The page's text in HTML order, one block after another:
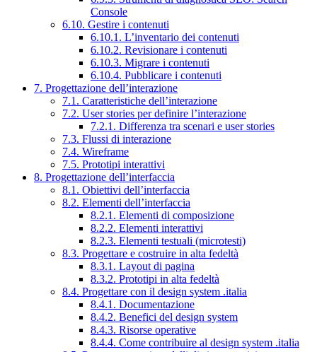
Console
6.10. Gestire i contenuti
6.10.1. L’inventario dei contenuti
6.10.2. Revisionare i contenuti
6.10.3. Migrare i contenuti
6.10.4. Pubblicare i contenuti
7. Progettazione dell’interazione
7.1. Caratteristiche dell’interazione
7.2. User stories per definire l’interazione
7.2.1. Differenza tra scenari e user stories
7.3. Flussi di interazione
7.4. Wireframe
7.5. Prototipi interattivi
8. Progettazione dell’interfaccia
8.1. Obiettivi dell’interfaccia
8.2. Elementi dell’interfaccia
8.2.1. Elementi di composizione
8.2.2. Elementi interattivi
8.2.3. Elementi testuali (microtesti)
8.3. Progettare e costruire in alta fedeltà
8.3.1. Layout di pagina
8.3.2. Prototipi in alta fedeltà
8.4. Progettare con il design system .italia
8.4.1. Documentazione
8.4.2. Benefici del design system
8.4.3. Risorse operative
8.4.4. Come contribuire al design system .italia